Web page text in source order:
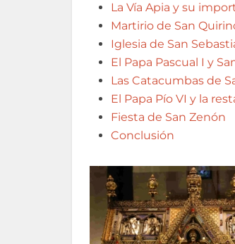
La Vía Apia y su
Martirio de San
Iglesia de San
El Papa Pascual I y
Las Catacumbas de
El Papa Pío VI y la
Fiesta de San Zenón
Conclusión